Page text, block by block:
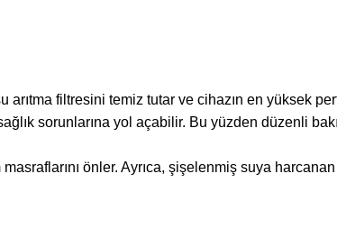
filtresini temiz tutar ve cihazın en yüksek
sorunlarına yol açabilir. Bu yüzden düzenli
önler. Ayrıca, şişelenmiş suya harcanan